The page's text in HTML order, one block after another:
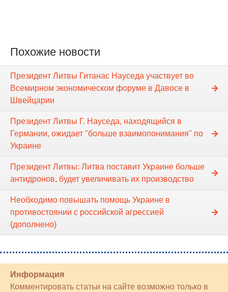
Похожие новости
Президент Литвы Гитанас Науседа участвует во
Всемирном экономическом форуме в Давосе в
Швейцарии
Президент Литвы Г. Науседа, находящийся в
Германии, ожидает "больше взаимопонимания" по
Украине
Президент Литвы: Литва поставит Украине больше
антидронов, будет увеличивать их производство
Необходимо повышать помощь Украине в
противостоянии с российской агрессией
(дополнено)
Информация
Комментировать статьи на сайте возможно только в